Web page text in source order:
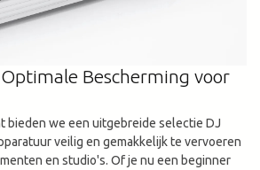
Bescherming voor
bieden we een uitgebreide selectie DJ
veilig en gemakkelijk te vervoeren
en studio's. Of je nu een beginner